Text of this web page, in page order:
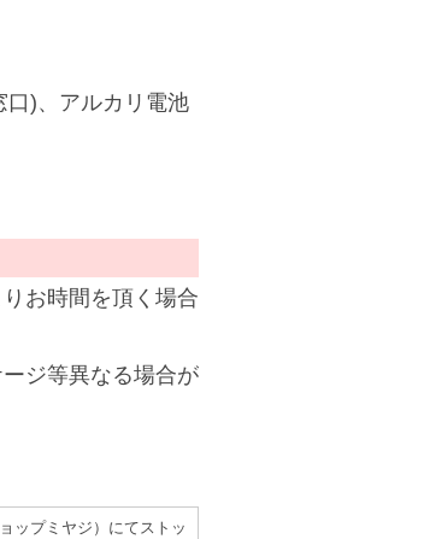
口)、アルカリ電池
お時間を頂く場合
ジ等異なる場合が
ップミヤジ）にてストッ